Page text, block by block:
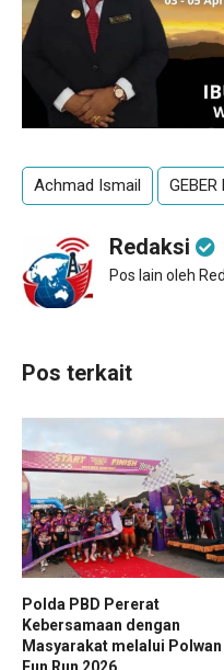
Achmad Ismail GEBER
Redaksi
Pos lain oleh
Pos terkait
Polda PBD Pererat
Kebersamaan dengan
Masyarakat melalui Polwan
Fun Run 2026